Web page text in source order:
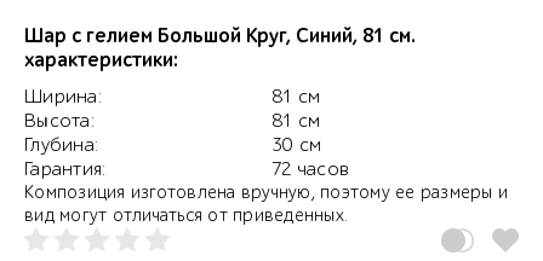
Шар с гелием Большой Круг, Синий, 81 см.
характеристики:
Ширина:
Высота:
Глубина:
Гарантия:
81 см
81 см
30 см
72 часов
Композиция изготовлена вручную, поэтому ее размеры и
вид могут отличаться от приведенных.